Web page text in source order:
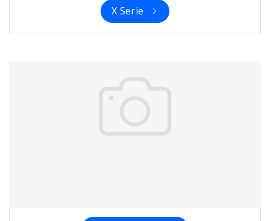
X Serie